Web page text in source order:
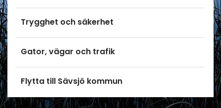
Trygghet och säkerhet
Gator, vägar och trafik
Flytta till Sävsjö kommun